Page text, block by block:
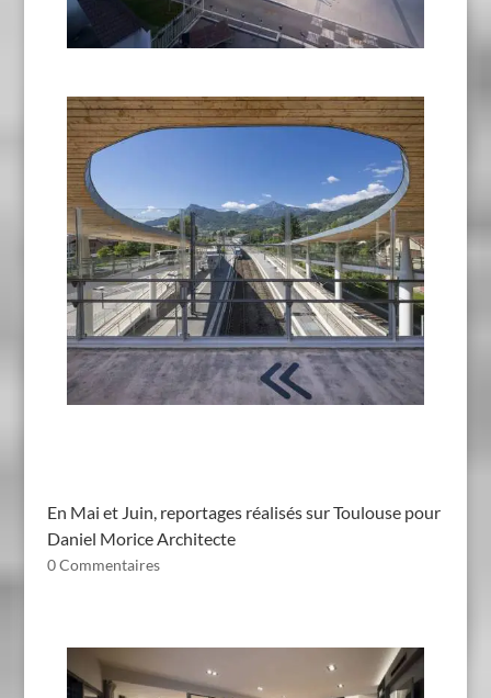
En Mai et Juin, reportages réalisés sur Toulouse pour
Daniel Morice Architecte
0 Commentaires